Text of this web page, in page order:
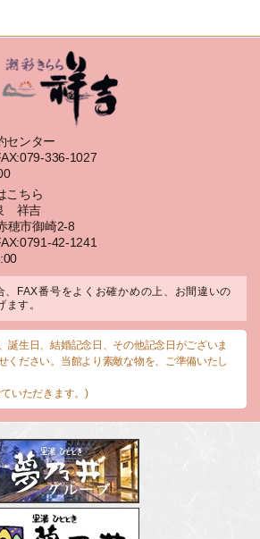
センター
336-1027
こちら
祥吉
穂市御崎2-8
42-1241
FAX番号をよくお確かめの上、お間違いの
す。
誕生日、結婚記念日、その他記念日がございま
ください。当館より素敵な物を、ご準備いたし
いただきます。)